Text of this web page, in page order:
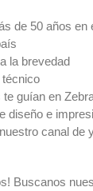
de 50 años en
la brevedad
guían en
diseño e
canal de
Buscanos